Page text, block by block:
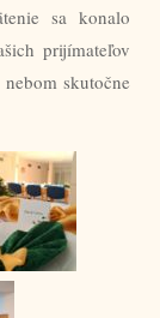
sa konalo
prijímateľov
skutočne